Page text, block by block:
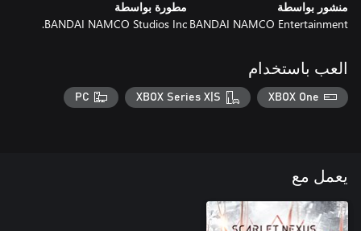
منشور بواسطة
BANDAI NAMCO Entertainment
مطورة بواسطة
BANDAI NAMCO Studios Inc.
العب باستخدام
XBOX One
XBOX Series X|S
PC
يعمل مع